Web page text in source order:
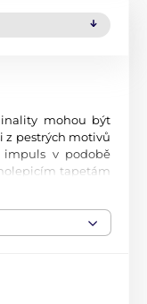
mohou být
z pestrých motivů
impuls v podobě
tapetám
vzhledem. Tisk